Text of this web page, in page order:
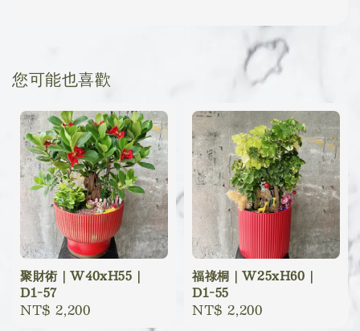
您可能也喜歡
聚財術｜W40xH55｜
D1-57
Regular
NT$ 2,200
福祿桐｜W25xH60｜
D1-55
Regular
NT$ 2,200